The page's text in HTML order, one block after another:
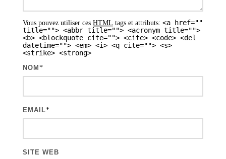
Vous pouvez utiliser ces HTML tags et attributs: <a href=""
title=""> <abbr title=""> <acronym title="">
<b> <blockquote cite=""> <cite> <code> <del
datetime=""> <em> <i> <q cite=""> <s>
<strike> <strong>
NOM *
EMAIL*
SITE WEB